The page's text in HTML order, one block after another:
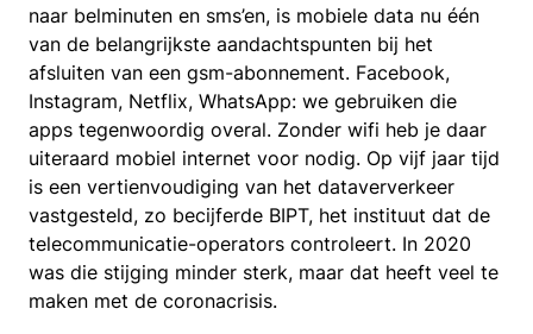
naar belminuten en sms’en, is mobiele data nu één
van de belangrijkste aandachtspunten bij het
afsluiten van een gsm-abonnement. Facebook,
Instagram, Netflix, WhatsApp: we gebruiken die
apps tegenwoordig overal. Zonder wifi heb je daar
uiteraard mobiel internet voor nodig. Op vijf jaar tijd
is een vertienvoudiging van het dataververkeer
vastgesteld, zo becijferde BIPT, het instituut dat de
telecommunicatie-operators controleert. In 2020
was die stijging minder sterk, maar dat heeft veel te
maken met de coronacrisis.